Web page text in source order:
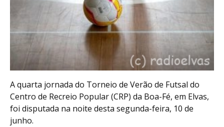
A quarta jornada do Torneio de Verão de Futsal do
Centro de Recreio Popular (CRP) da Boa-Fé, em Elvas,
foi disputada na noite desta segunda-feira, 10 de
junho.